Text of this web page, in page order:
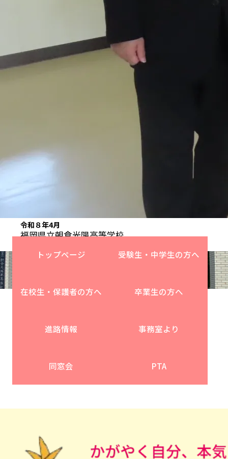
令和８年4月
福岡県立朝倉光陽高等学校
トップページ 受験生・中学生の方へ
在校生・保護者の方へ 卒業生の方へ
進路情報 事務室より
同窓会 PTA